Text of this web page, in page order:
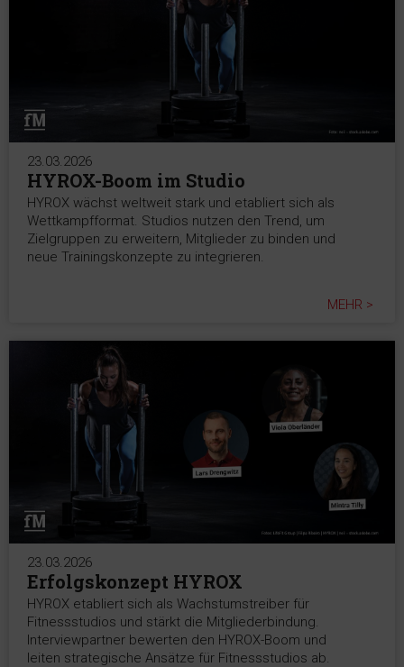
23.03.2026
HYROX-Boom im Studio
HYROX wächst weltweit stark und etabliert sich als
Wettkampfformat. Studios nutzen den Trend, um
Zielgruppen zu erweitern, Mitglieder zu binden und
neue Trainingskonzepte zu integrieren.
MEHR >
23.03.2026
Erfolgskonzept HYROX
HYROX etabliert sich als Wachstumstreiber für
Fitnessstudios und stärkt die Mitgliederbindung.
Interviewpartner bewerten den HYROX-Boom und
leiten strategische Ansätze für Fitnessstudios ab.